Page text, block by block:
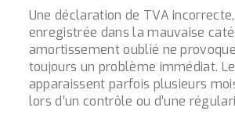
Une déclaration de TVA
enregistrée dans la mauvaise
amortissement oublié ne
toujours un problème immédiat.
apparaissent parfois plusieurs
lors d’un contrôle ou d’une